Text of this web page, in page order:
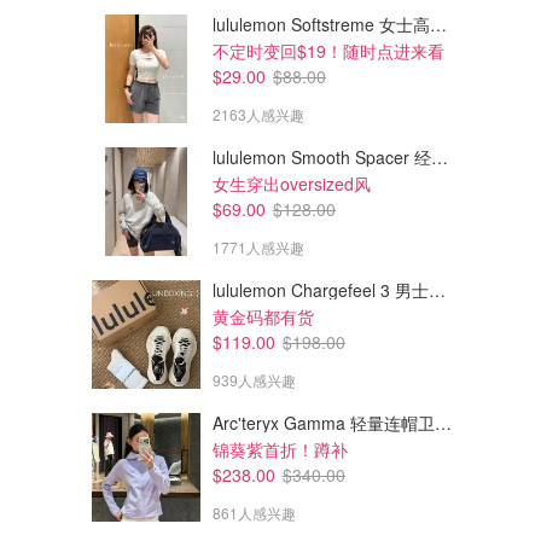
lululemon Softstreme 女士高腰短裤 10cm
不定时变回$19！随时点进来看
$29.00 $88.00
2163人感兴趣
lululemon Smooth Spacer 经典卫衣
女生穿出oversized风
$69.00 $128.00
1771人感兴趣
lululemon Chargefeel 3 男士运动鞋
黄金码都有货
$119.00 $198.00
939人感兴趣
Arc'teryx Gamma 轻量连帽卫衣 女款
锦葵紫首折！蹲补
$238.00 $340.00
861人感兴趣